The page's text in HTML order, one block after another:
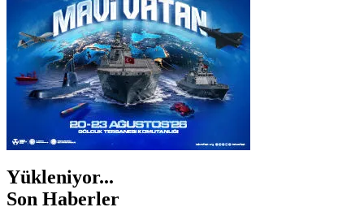
Yükleniyor...
Son Haberler